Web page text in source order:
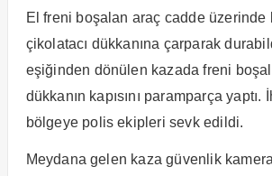
El freni boşalan araç cadde üzerinde
çikolatacı dükkanına çarparak
eşiğinden dönülen kazada freni
dükkanın kapısını paramparça yaptı.
bölgeye polis ekipleri sevk edildi.
Meydana gelen kaza güvenlik